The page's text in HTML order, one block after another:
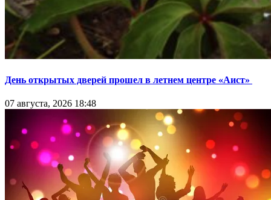
День открытых дверей прошел в летнем центре «Аист»
07 августа, 2026 18:48